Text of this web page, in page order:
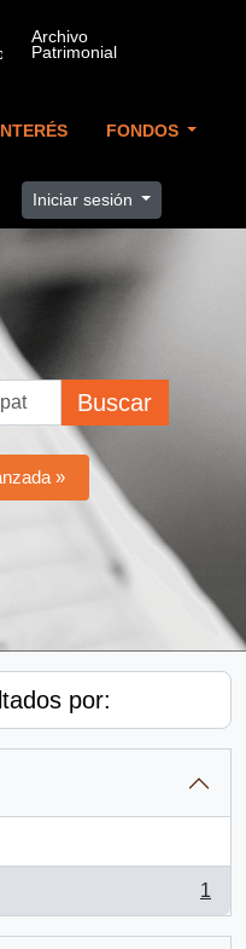
FONDOS
Iniciar sesión
Buscar
»
por:
1